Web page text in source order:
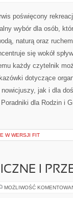
poświęcony
wybór dla osób,
naturą oraz
się wokół
każdy czytelnik
dotyczące
jak i dla
dla Rodzin i
W WERSJI FIT
I
MOŻLIWOŚĆ